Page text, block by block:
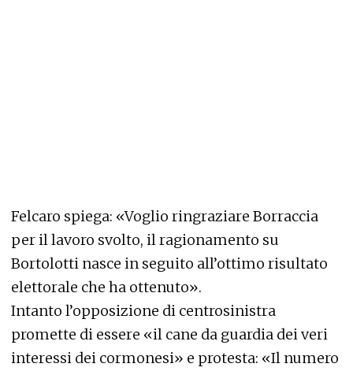
Felcaro spiega: «Voglio ringraziare Borraccia
per il lavoro svolto, il ragionamento su
Bortolotti nasce in seguito all’ottimo risultato
elettorale che ha ottenuto».
Intanto l’opposizione di centrosinistra
promette di essere «il cane da guardia dei veri
interessi dei cormonesi» e protesta: «Il numero